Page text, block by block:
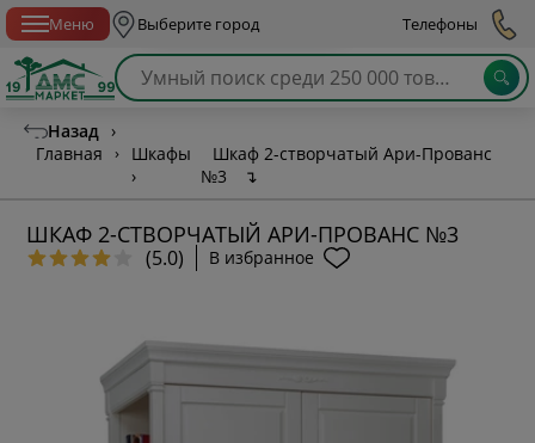
Меню Выберите город Телефоны
Назад ›
Главная
›
Шкафы
›
Шкаф 2-створчатый Ари-Прованс
№3
↴
ШКАФ 2-СТВОРЧАТЫЙ АРИ-ПРОВАНС №3
(5.0) В избранное